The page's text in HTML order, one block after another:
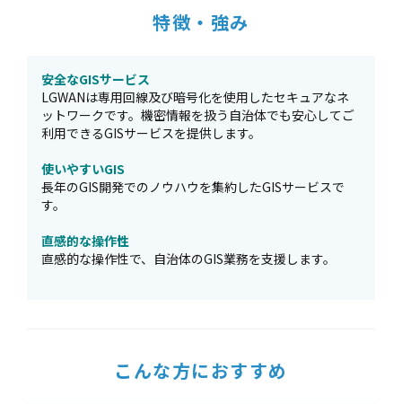
特徴・強み
安全なGISサービス
LGWANは専用回線及び暗号化を使用したセキュアなネ
ットワークです。機密情報を扱う自治体でも安心してご
利用できるGISサービスを提供します。
使いやすいGIS
長年のGIS開発でのノウハウを集約したGISサービスで
す。
直感的な操作性
直感的な操作性で、自治体のGIS業務を支援します。
こんな方におすすめ